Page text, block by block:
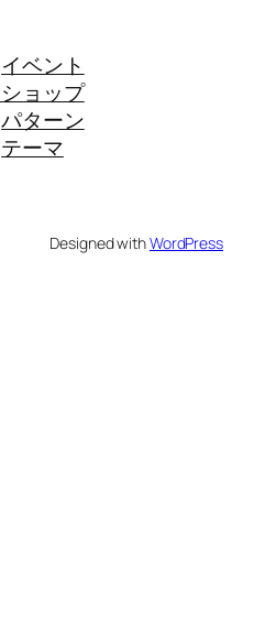
イベント
ショップ
パターン
テーマ
Designed withWordPress